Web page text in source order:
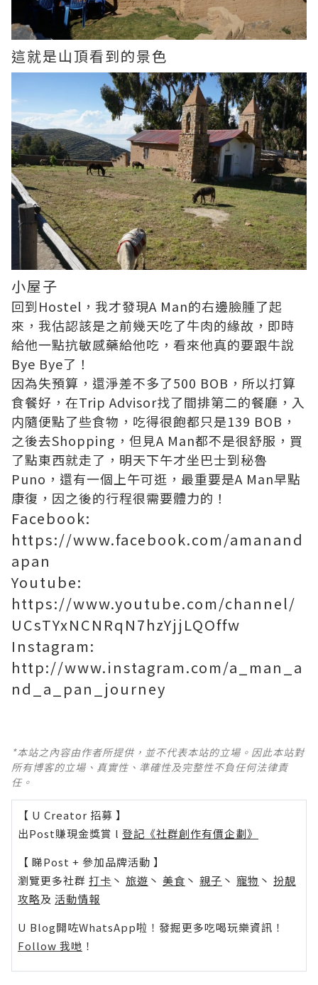
這就是山頂看到的景色
小屋子
回到Hostel，我才發現A Man的右邊臉腫了起
來，我估認該是之前幾天吃了牛肉的緣故，即時
給他一點抗敏感藥給他吃，看來他真的要跟牛說
Bye Bye了！
因為失預算，還淨差不多了500 BOB，所以打算
食餐好，在Trip Advisor找了間排第二的餐廳，入
内隨便點了些食物，吃得很飽都只是139 BOB，
之後去Shopping，但見A Man都不是很舒服，買
了點東西就走了，明天下午才坐巴士到秘魯
Puno，還有一個上午可逛，最重要是A Man早點
康復，因之後的行程很需要體力的！
Facebook:
https://www.facebook.com/amanand
apan
Youtube:
https://www.youtube.com/channel/
UCsTYxNCNRqN7hzYjjLQOffw
Instagram:
http://www.instagram.com/a_man_a
nd_a_pan_journey
*本站之內容由作者所提供，並不代表本站的立場。因此本站對
所有博客的立場、真實性、準確性及完整性不負任何法律責
任。
【 U Creator 招募 】
出Post賺現金獎賞 l 登記《社群創作有價企劃》
【 睇Post + 參加品牌活動 】
瀏覽更多社群 打卡 丶 旅遊 丶 美食 丶 親子 丶 寵物 丶 扮靚
攻略及 活動情報
U Blog開咗WhatsApp啦！發掘更多吃喝玩樂資訊！
Follow 我哋 ！